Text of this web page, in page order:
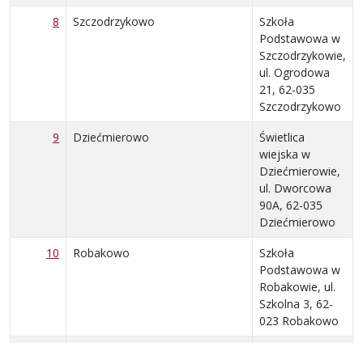
8 Szczodrzykowo
Szkoła
Podstawowa w
Szczodrzykowie,
ul. Ogrodowa
21, 62-035
Szczodrzykowo
9
Dziećmierowo
Świetlica
wiejska w
Dziećmierowie,
ul. Dworcowa
90A, 62-035
Dziećmierowo
10
Robakowo
Szkoła
Podstawowa w
Robakowie, ul.
Szkolna 3, 62-
023 Robakowo